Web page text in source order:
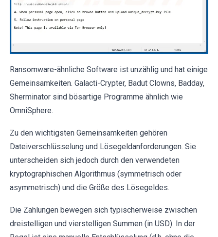
Ransomware-ähnliche Software ist unzählig und hat einige
Gemeinsamkeiten. Galacti-Crypter, Badut Clowns, Badday,
Sherminator sind bösartige Programme ähnlich wie
OmniSphere.
Zu den wichtigsten Gemeinsamkeiten gehören
Dateiverschlüsselung und Lösegeldanforderungen. Sie
unterscheiden sich jedoch durch den verwendeten
kryptographischen Algorithmus (symmetrisch oder
asymmetrisch) und die Größe des Lösegeldes.
Die Zahlungen bewegen sich typischerweise zwischen
dreistelligen und vierstelligen Summen (in USD). In der